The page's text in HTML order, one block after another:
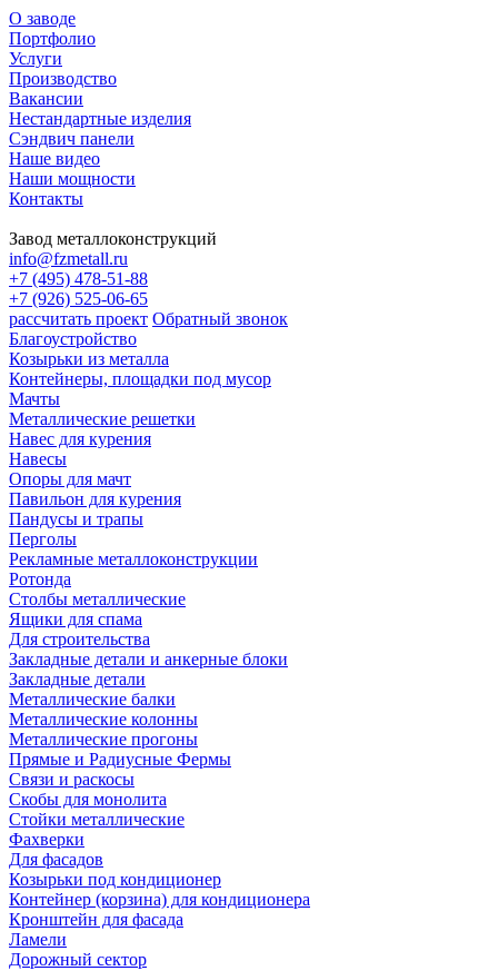
О заводе
Портфолио
Услуги
Производство
Вакансии
Нестандартные изделия
Сэндвич панели
Наше видео
Наши мощности
Контакты
Завод металлоконструкций
info@fzmetall.ru
+7 (495) 478-51-88
+7 (926) 525-06-65
рассчитать проект Обратный звонок
Благоустройство
Козырьки из металла
Контейнеры, площадки под мусор
Мачты
Металлические решетки
Навес для курения
Навесы
Опоры для мачт
Павильон для курения
Пандусы и трапы
Перголы
Рекламные металлоконструкции
Ротонда
Столбы металлические
Ящики для спама
Для строительства
Закладные детали и анкерные блоки
Закладные детали
Металлические балки
Металлические колонны
Металлические прогоны
Прямые и Радиусные Фермы
Связи и раскосы
Скобы для монолита
Стойки металлические
Фахверки
Для фасадов
Козырьки под кондиционер
Контейнер (корзина) для кондиционера
Кронштейн для фасада
Ламели
Дорожный сектор